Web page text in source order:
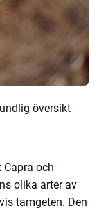
översikt
och
olika arter av
tamgeten. Den